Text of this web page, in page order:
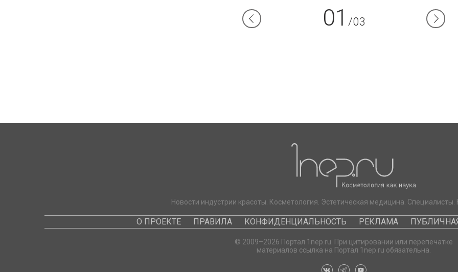
01 /03
Новости индустрии красоты. Косметология. Эстетическая медицина. Специалисты.
О ПРОЕКТЕ ПРАВИЛА КОНФИДЕНЦИАЛЬНОСТЬ РЕКЛАМА
© 2009–2026 Портал 1nep.ru. При цитировании или перепечатке
материалов ссылка на Портал 1nep.ru обязательна.